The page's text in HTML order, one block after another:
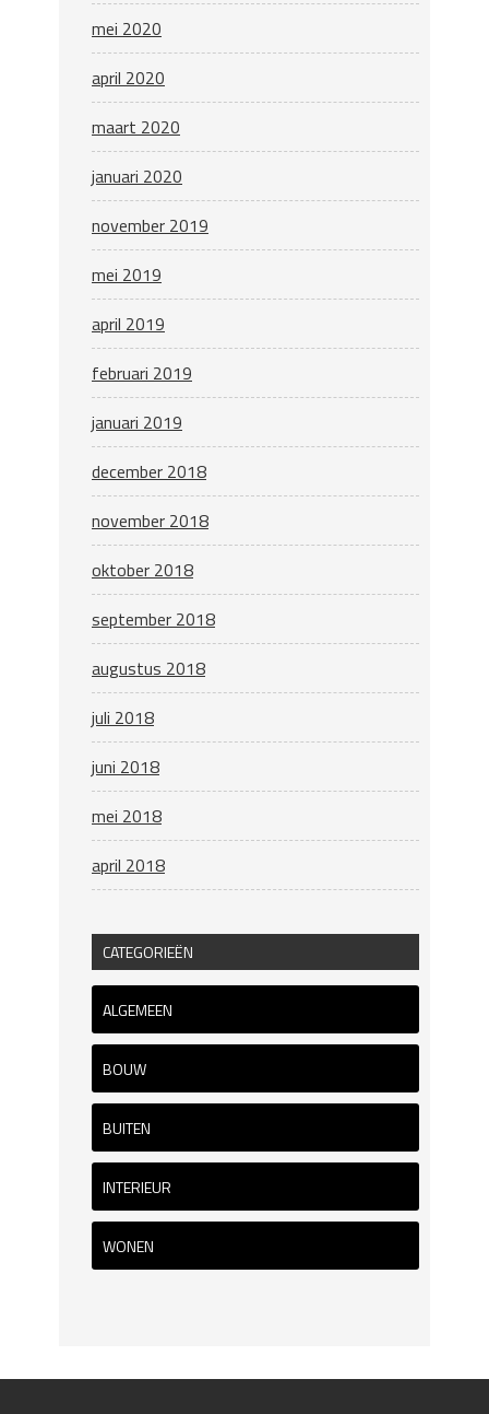
mei 2020
april 2020
maart 2020
januari 2020
november 2019
mei 2019
april 2019
februari 2019
januari 2019
december 2018
november 2018
oktober 2018
september 2018
augustus 2018
juli 2018
juni 2018
mei 2018
april 2018
CATEGORIEËN
ALGEMEEN
BOUW
BUITEN
INTERIEUR
WONEN